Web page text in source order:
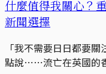
什麼值得我關心？
新聞選擇
「我不需要日日都要
點說⋯⋯流亡在英國的